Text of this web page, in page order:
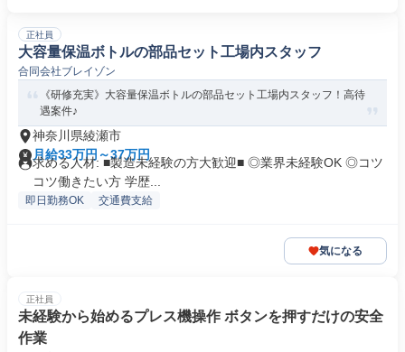
正社員
大容量保温ボトルの部品セット工場内スタッフ
合同会社ブレイゾン
《研修充実》大容量保温ボトルの部品セット工場内スタッフ！高待
遇案件♪
神奈川県綾瀬市
月給33万円～37万円
求める人材: ■製造未経験の方大歓迎■ ◎業界未経験OK ◎コツ
コツ働きたい方 学歴...
即日勤務OK 交通費支給
気になる
正社員
未経験から始めるプレス機操作 ボタンを押すだけの安全
作業